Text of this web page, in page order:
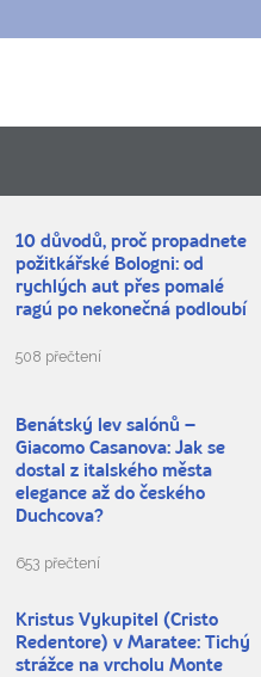
10 důvodů, proč propadnete
požitkářské Bologni: od
rychlých aut přes pomalé
ragú po nekonečná podloubí
508 přečtení
Benátský lev salónů –
Giacomo Casanova: Jak se
dostal z italského města
elegance až do českého
Duchcova?
653 přečtení
Kristus Vykupitel (Cristo
Redentore) v Maratee: Tichý
strážce na vrcholu Monte